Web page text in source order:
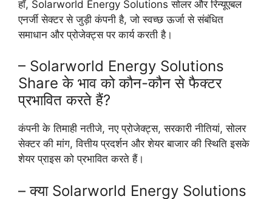
हाँ, Solarworld Energy Solutions सोलर और रिन्यूएबल
एनर्जी सेक्टर से जुड़ी कंपनी है, जो स्वच्छ ऊर्जा से संबंधित
समाधान और प्रोजेक्ट्स पर कार्य करती है।
– Solarworld Energy Solutions
Share के भाव को कौन-कौन से फैक्टर
प्रभावित करते हैं?
कंपनी के तिमाही नतीजे, नए प्रोजेक्ट्स, सरकारी नीतियां, सोलर
सेक्टर की मांग, वित्तीय प्रदर्शन और शेयर बाजार की स्थिति इसके
शेयर प्राइस को प्रभावित करते हैं।
– क्या Solarworld Energy Solutions